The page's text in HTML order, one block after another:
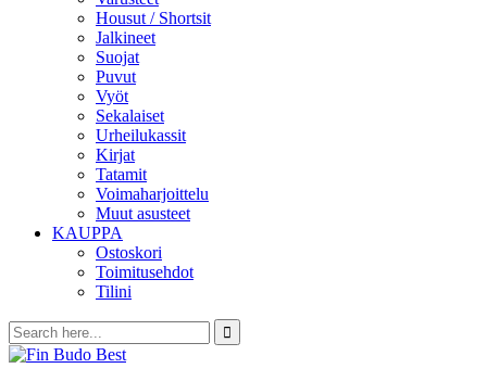
Housut / Shortsit
Jalkineet
Suojat
Puvut
Vyöt
Sekalaiset
Urheilukassit
Kirjat
Tatamit
Voimaharjoittelu
Muut asusteet
KAUPPA
Ostoskori
Toimitusehdot
Tilini